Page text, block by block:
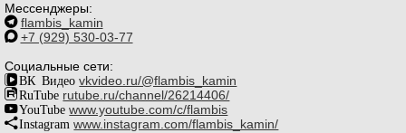
Мессенджеры:
flambis_kamin
+7 (929) 530-03-77
Социальные сети:
ВК Видео vkvideo.ru/@flambis_kamin
RuTube rutube.ru/channel/26214406/
YouTube www.youtube.com/c/flambis
Instagram www.instagram.com/flambis_kamin/